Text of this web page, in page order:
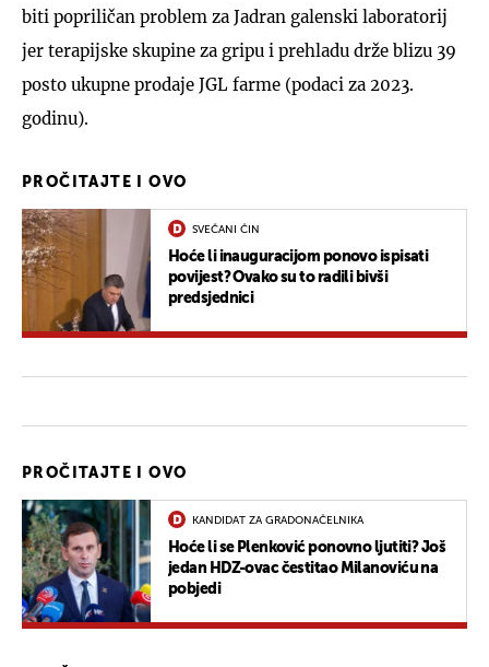
biti popriličan problem za Jadran galenski laboratorij
jer terapijske skupine za gripu i prehladu drže blizu 39
posto ukupne prodaje JGL farme (podaci za 2023.
godinu).
PROČITAJTE I OVO
SVEČANI ČIN
Hoće li inauguracijom ponovo ispisati
povijest? Ovako su to radili bivši
predsjednici
PROČITAJTE I OVO
KANDIDAT ZA GRADONAČELNIKA
Hoće li se Plenković ponovno ljutiti? Još
jedan HDZ-ovac čestitao Milanoviću na
pobjedi